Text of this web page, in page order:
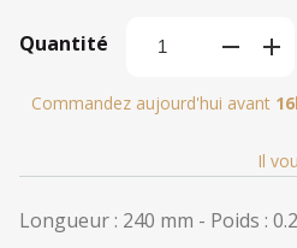
Quantité
Commandez aujourd'hui avant
Il
Longueur : 240 mm - Poids :